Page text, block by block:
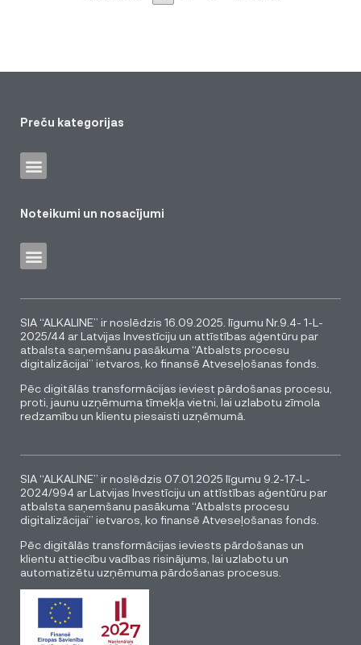
Preču kategorijas
Noteikumi un nosacījumi
SIA “ALKALINE” ir noslēdzis 16.09.2025. līgumu Nr.9.4- 1-L-
2025/44 ar Latvijas Investīciju un attīstības aģentūru par
atbalsta saņemšanu pasākuma “Atbalsts procesu
digitalizācijai” ietvaros, ko finansē Atveseļošanas fonds.
Pēc digitālās transformācijas ieviest pārdošanas procesu,
proti, jaunu uzņēmuma tīmekļa vietni, lai uzlabotu zīmola
redzamību un klientu piesaisti uzņēmumā.
SIA “ALKALINE” ir noslēdzis 07.01.2025 līgumu 9.2-17-L-
2024/994 ar Latvijas Investīciju un attīstības aģentūru par
atbalsta saņemšanu pasākuma “Atbalsts procesu
digitalizācijai” ietvaros, ko finansē Atveseļošanas fonds.
Pēc digitālās transformācijas ieviests pārdošanas un
klientu attiecību vadības risinājums, lai uzlabotu un
automatizētu uzņēmuma pārdošanas procesus.